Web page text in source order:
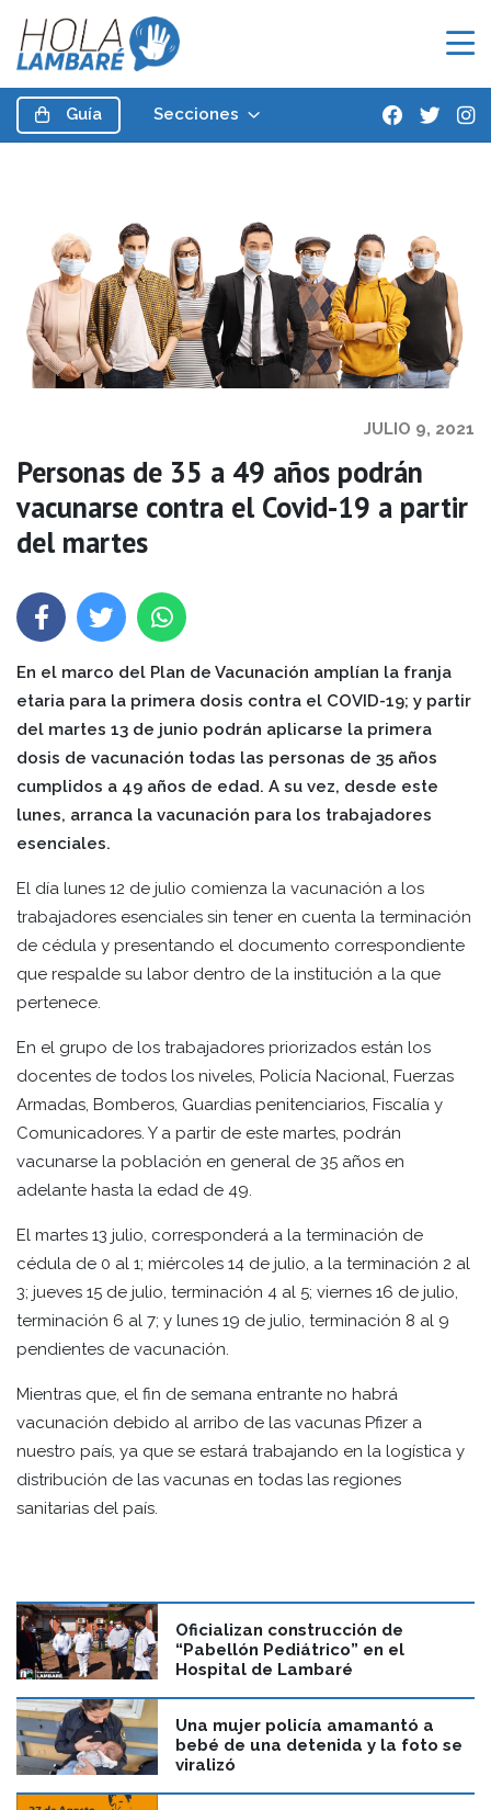
Guía Secciones
JULIO 9, 2021
Personas de 35 a 49 años podrán
vacunarse contra el Covid-19 a partir
del martes
En el marco del Plan de Vacunación amplían la franja
etaria para la primera dosis contra el COVID-19; y partir
del martes 13 de junio podrán aplicarse la primera
dosis de vacunación todas las personas de 35 años
cumplidos a 49 años de edad. A su vez, desde este
lunes, arranca la vacunación para los trabajadores
esenciales.
El día lunes 12 de julio comienza la vacunación a los
trabajadores esenciales sin tener en cuenta la terminación
de cédula y presentando el documento correspondiente
que respalde su labor dentro de la institución a la que
pertenece.
En el grupo de los trabajadores priorizados están los
docentes de todos los niveles, Policía Nacional, Fuerzas
Armadas, Bomberos, Guardias penitenciarios, Fiscalía y
Comunicadores. Y a partir de este martes, podrán
vacunarse la población en general de 35 años en
adelante hasta la edad de 49.
El martes 13 julio, corresponderá a la terminación de
cédula de 0 al 1; miércoles 14 de julio, a la terminación 2 al
3; jueves 15 de julio, terminación 4 al 5; viernes 16 de julio,
terminación 6 al 7; y lunes 19 de julio, terminación 8 al 9
pendientes de vacunación.
Mientras que, el fin de semana entrante no habrá
vacunación debido al arribo de las vacunas Pfizer a
nuestro país, ya que se estará trabajando en la logística y
distribución de las vacunas en todas las regiones
sanitarias del país.
Oficializan construcción de
“Pabellón Pediátrico” en el
Hospital de Lambaré
Una mujer policía amamantó a
bebé de una detenida y la foto se
viralizó